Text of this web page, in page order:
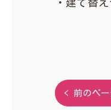
・建て替
< 前のペー